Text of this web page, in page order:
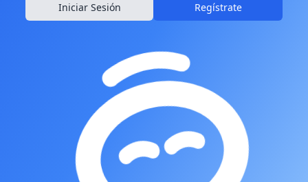
Iniciar Sesión Regístrate